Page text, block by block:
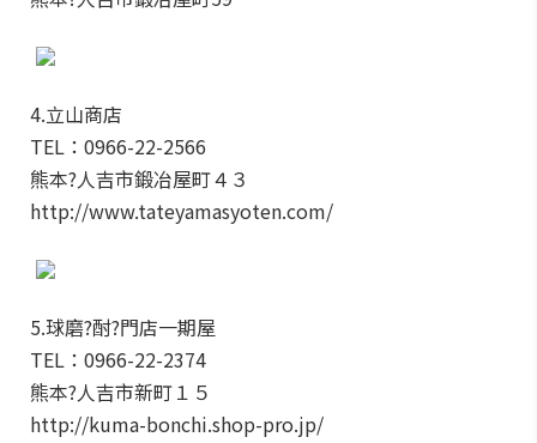
4.立山商店
TEL：0966-22-2566
熊本?人吉市鍛冶屋町４３
http://www.tateyamasyoten.com/
5.球磨?酎?門店一期屋
TEL：0966-22-2374
熊本?人吉市新町１５
http://kuma-bonchi.shop-pro.jp/